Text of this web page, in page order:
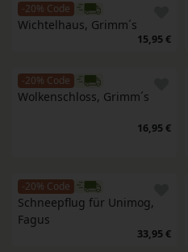
-20% Code
Wichtelhaus, Grimm´s
15,95 €
-20% Code
Wolkenschloss, Grimm´s
16,95 €
-20% Code
Schneepflug für Unimog,
Fagus
33,95 €